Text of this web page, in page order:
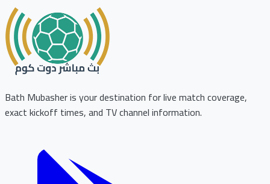
Bath Mubasher is your destination for live match coverage,
exact kickoff times, and TV channel information.